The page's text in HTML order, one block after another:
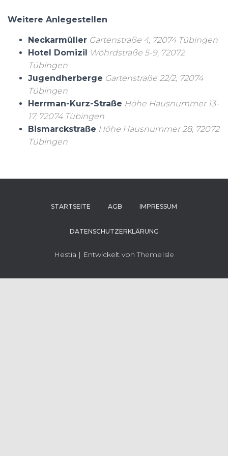
Weitere Anlegestellen
Neckarmüller Gartenstraße 4, 72074 Tübingen
Hotel Domizil Wöhrdstraße 5-9, 72072
Tübingen
Jugendherberge Gartenstraße 22/2, 72074
Tübingen
Herrman-Kurz-Straße Höhe Hausnummer 13-
17, 72074 Tübingen
Bismarckstraße Höhe Hausnummer 28, 72072
Tübingen
STARTSEITE AGB IMPRESSUM
DATENSCHUTZERKLÄRUNG
Hestia | Entwickelt vonThemeIsle